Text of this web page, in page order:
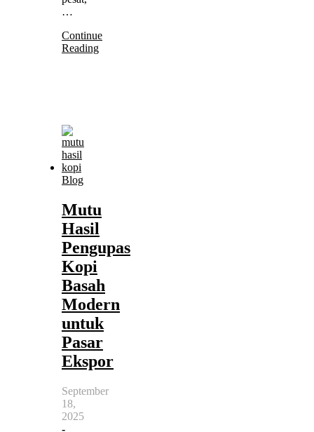
…
Continue
Reading
Blog
Mutu
Hasil
Pengupas
Kopi
Basah
Modern
untuk
Pasar
Ekspor
September
18,
2025
-